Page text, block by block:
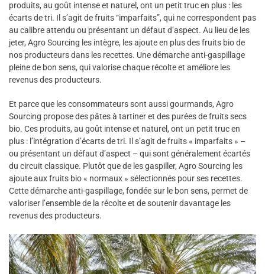
produits, au goût intense et naturel, ont un petit truc en plus : les
écarts de tri. Il s’agit de fruits “imparfaits”, qui ne correspondent pas
au calibre attendu ou présentant un défaut d’aspect. Au lieu de les
jeter, Agro Sourcing les intègre, les ajoute en plus des fruits bio de
nos producteurs dans les recettes. Une démarche anti-gaspillage
pleine de bon sens, qui valorise chaque récolte et améliore les
revenus des producteurs.
Et parce que les consommateurs sont aussi gourmands, Agro
Sourcing propose des pâtes à tartiner et des purées de fruits secs
bio. Ces produits, au goût intense et naturel, ont un petit truc en
plus : l’intégration d’écarts de tri. Il s’agit de fruits « imparfaits » –
ou présentant un défaut d’aspect – qui sont généralement écartés
du circuit classique. Plutôt que de les gaspiller, Agro Sourcing les
ajoute aux fruits bio « normaux » sélectionnés pour ses recettes.
Cette démarche anti-gaspillage, fondée sur le bon sens, permet de
valoriser l’ensemble de la récolte et de soutenir davantage les
revenus des producteurs.